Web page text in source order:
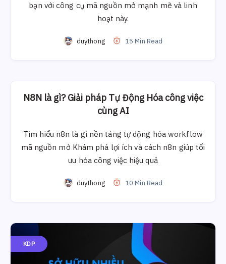
bạn với công cụ mã nguồn mở mạnh mẽ và linh
hoạt này.
duythong 15 Min Read
N8N là gì? Giải pháp Tự Động Hóa công việc
cùng AI
Tìm hiểu n8n là gì nền tảng tự động hóa workflow
mã nguồn mở Khám phá lợi ích và cách n8n giúp tối
ưu hóa công việc hiệu quả
duythong 10 Min Read
KDP